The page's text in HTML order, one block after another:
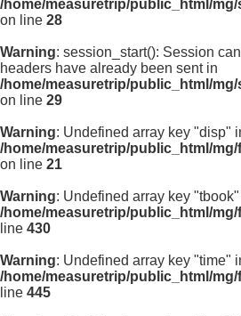
/home/measuretrip/public_html/
on line 28
Warning: session_start(): Session
headers have already been sent in
/home/measuretrip/public_html/
on line 29
Warning: Undefined array key "disp"
/home/measuretrip/public_html/
on line 21
Warning: Undefined array key
/home/measuretrip/public_html/
line 430
Warning: Undefined array key "time"
/home/measuretrip/public_html/
line 445